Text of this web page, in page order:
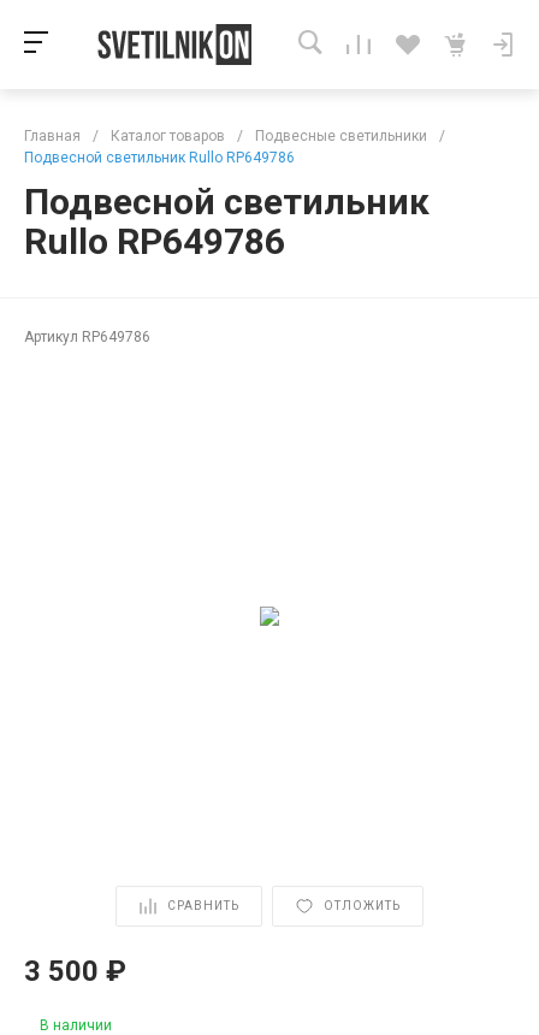
Главная / Каталог товаров / Подвесные светильники
/
Подвесной светильник Rullo RP649786
Подвесной светильник
Rullo RP649786
Артикул RP649786
СРАВНИТЬ ОТЛОЖИТЬ
3 500 ₽
В наличии